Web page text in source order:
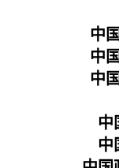
中
中
中
中
中